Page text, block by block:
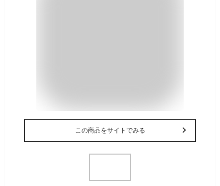
この商品をサイトでみる